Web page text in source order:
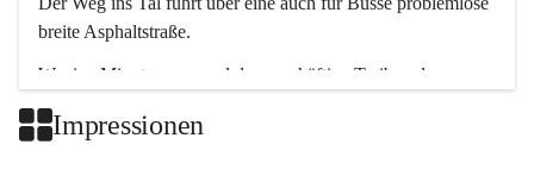
breite Asphaltstraße.
Wenige Minuten nur, und das geschäftige Treiben der
Impressionen